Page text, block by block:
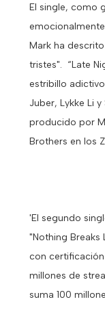
El single, como
Mark ha
tristes". “Late
estribillo
Juber, Lykke Li
producido por
Brothers en los
'El segundo
"Nothing Breaks
con
millones de
suma 100